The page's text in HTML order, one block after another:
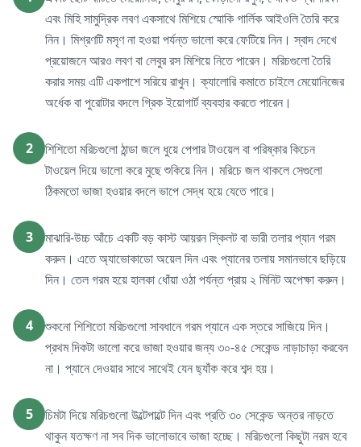
এবং মিহি সামুদ্রিক লবণ একসাথে মিশিয়ে স্মোকি গার্লিক আইওলি তৈরি করে
নিন। মিশ্রণটি মসৃণ না হওয়া পর্যন্ত ভালো করে ফেটিয়ে নিন। স্বাদ দেখে
প্রয়োজনে আরও লবণ বা লেবুর রস মিশিয়ে নিতে পারেন। মরিচগুলো তৈরি
করার সময় এটি একপাশে সরিয়ে রাখুন। ক্যালোরি কমাতে চাইলে মেয়োনিজের
অর্ধেক বা পুরোটার বদলে গ্রিক ইয়োগার্ট ব্যবহার করতে পারেন।
2
শিশিতো মরিচগুলো ঠান্ডা জলে ধুয়ে পেপার টাওয়েল বা পরিষ্কার কিচেন
টাওয়েল দিয়ে ভালো করে মুছে শুকিয়ে নিন। মরিচে জল থাকলে সেগুলো
ঠিকমতো ভাজা হওয়ার বদলে ভাপে সেদ্ধ হয়ে যেতে পারে।
3
মাঝারি-উচ্চ আঁচে একটি বড় কাস্ট আয়রন স্কিলট বা ভারী তলার প্যান গরম
করুন। এতে অ্যাভোকাডো অয়েল দিন এবং প্যানের তলায় সমানভাবে ছড়িয়ে
দিন। তেল গরম হয়ে হালকা ধোঁয়া ওঠা পর্যন্ত প্রায় ২ মিনিট অপেক্ষা করুন।
4
শুকনো শিশিতো মরিচগুলো সাবধানে গরম প্যানে এক স্তরে সাজিয়ে দিন।
প্রথম দিকটা ভালো করে ভাজা হওয়ার জন্য ৩০-৪৫ সেকেন্ড নাড়াচাড়া করবেন
না। প্যানে দেওয়ার সাথে সাথেই যেন ছ্যাঁক করে শব্দ হয়।
5
চিমটা দিয়ে মরিচগুলো উল্টেপাল্টে দিন এবং প্রতি ৩০ সেকেন্ড অন্তর নাড়তে
থাকুন যতক্ষণ না সব দিক ভালোভাবে ভাজা হচ্ছে। মরিচগুলো কিছুটা নরম হবে